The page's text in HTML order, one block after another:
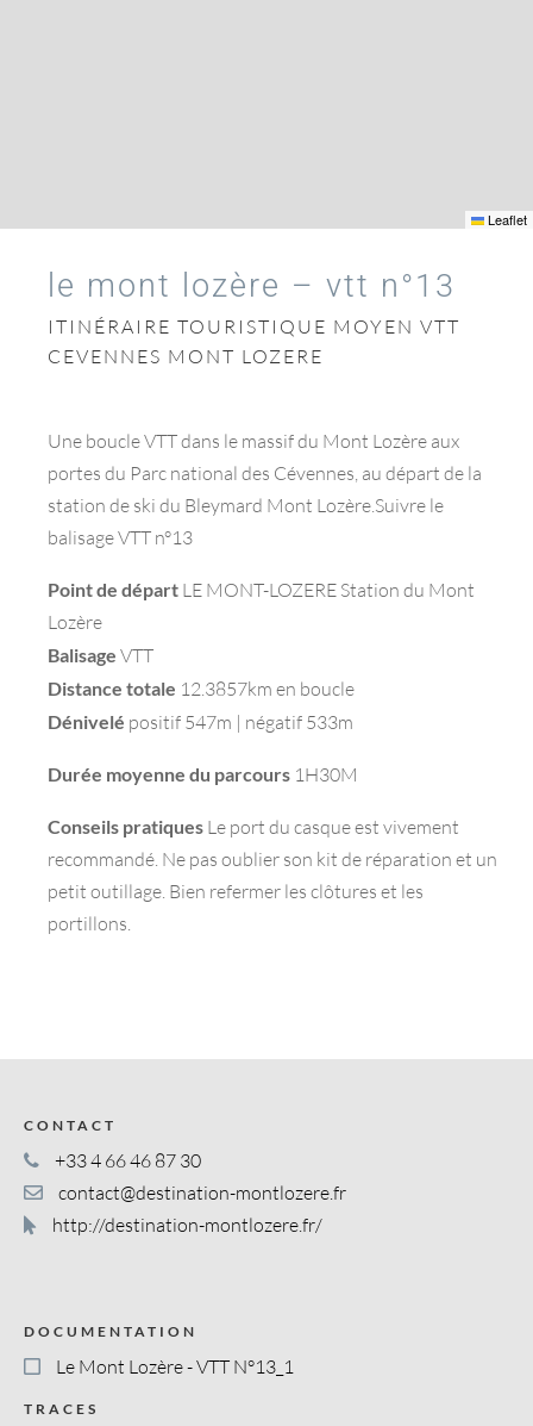
Leaflet
le mont lozère – vtt n°13
ITINÉRAIRE TOURISTIQUE MOYEN VTT
CEVENNES MONT LOZERE
Une boucle VTT dans le massif du Mont Lozère aux
portes du Parc national des Cévennes, au départ de la
station de ski du Bleymard Mont Lozère.Suivre le
balisage VTT n°13
Point de départ LE MONT-LOZERE Station du Mont
Lozère
Balisage VTT
Distance totale 12.3857km en boucle
Dénivelé positif 547m | négatif 533m
Durée moyenne du parcours 1H30M
Conseils pratiques Le port du casque est vivement
recommandé. Ne pas oublier son kit de réparation et un
petit outillage. Bien refermer les clôtures et les
portillons.
CONTACT
+33 4 66 46 87 30
contact@destination-montlozere.fr
http://destination-montlozere.fr/
DOCUMENTATION
Le Mont Lozère - VTT N°13_1
TRACES